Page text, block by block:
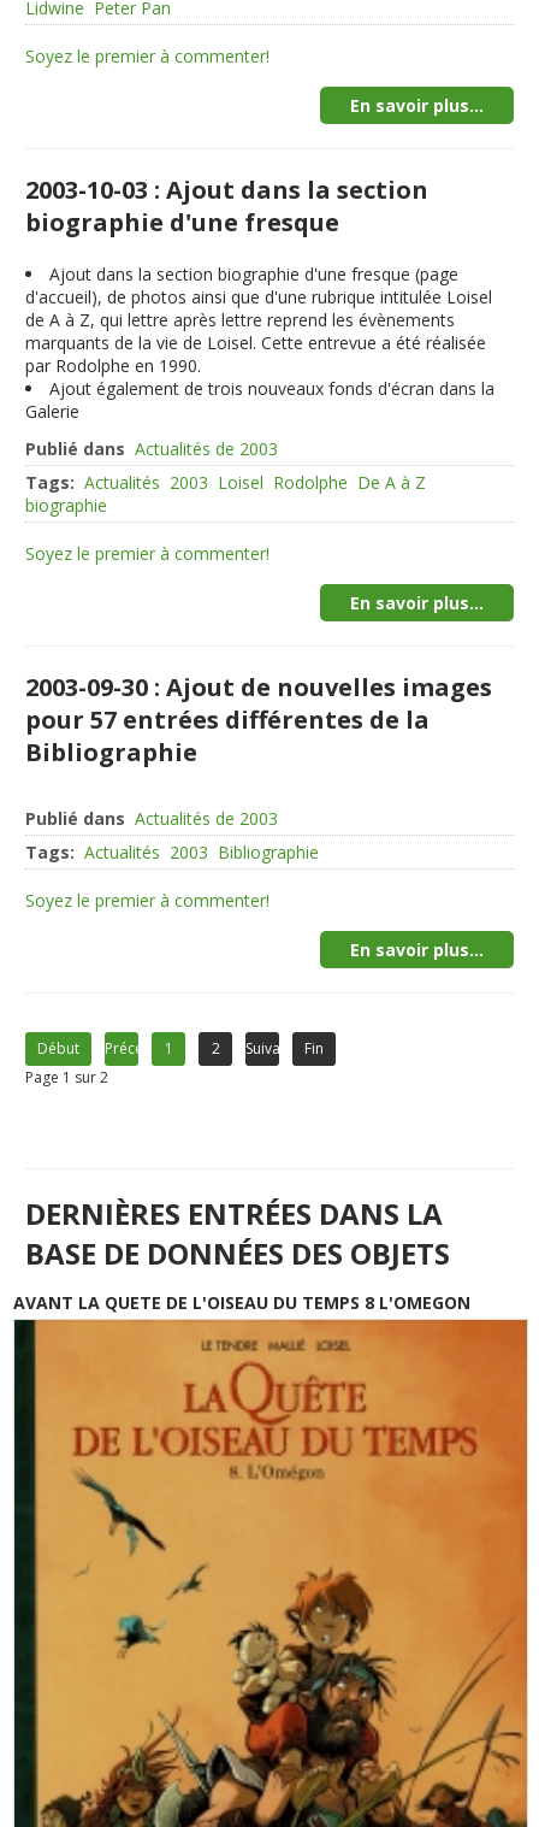
Lidwine Peter Pan
Soyez le premier à commenter!
En savoir plus...
2003-10-03 : Ajout dans la section
biographie d'une fresque
Ajout dans la section biographie d'une fresque (page
d'accueil), de photos ainsi que d'une rubrique intitulée Loisel
de A à Z, qui lettre après lettre reprend les évènements
marquants de la vie de Loisel. Cette entrevue a été réalisée
par Rodolphe en 1990.
Ajout également de trois nouveaux fonds d'écran dans la
Galerie
Publié dans Actualités de 2003
Tags: Actualités 2003 Loisel Rodolphe De A à Z
biographie
Soyez le premier à commenter!
En savoir plus...
2003-09-30 : Ajout de nouvelles images
pour 57 entrées différentes de la
Bibliographie
Publié dans Actualités de 2003
Tags: Actualités 2003 Bibliographie
Soyez le premier à commenter!
En savoir plus...
Début Précédent1 2 Suivant
Fin
Page 1 sur 2
DERNIÈRES ENTRÉES DANS LA
BASE DE DONNÉES DES OBJETS
AVANT LA QUETE DE L'OISEAU DU TEMPS 8 L'OMEGON